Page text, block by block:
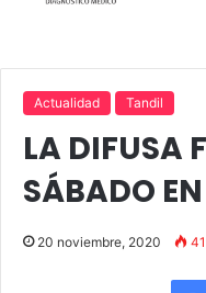
Actualidad Tandil
LA DIFUSA
SÁBADO
20 noviembre, 2020